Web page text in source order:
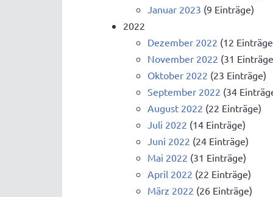
Januar 2023 (9 Einträge)
2022
Dezember 2022 (12
November 2022 (31
Oktober 2022 (23 Einträge)
September 2022 (34
August 2022 (22 Einträge)
Juli 2022 (14 Einträge)
Juni 2022 (24 Einträge)
Mai 2022 (31 Einträge)
April 2022 (22 Einträge)
März 2022 (26 Einträge)